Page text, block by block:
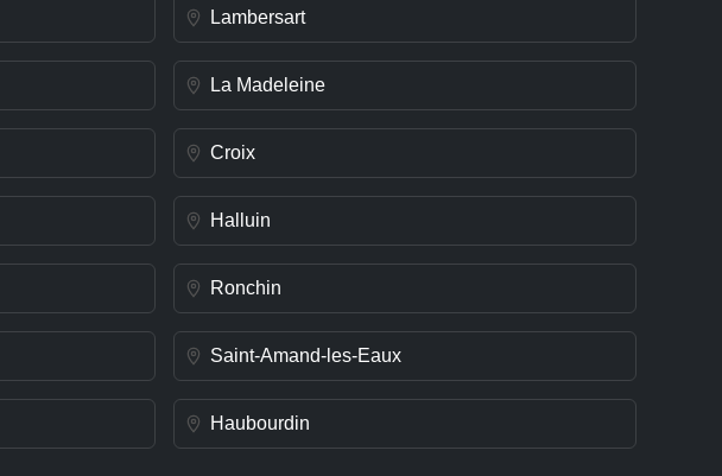
Lambersart
La Madeleine
Croix
Halluin
Ronchin
Saint-Amand-les-Eaux
Haubourdin